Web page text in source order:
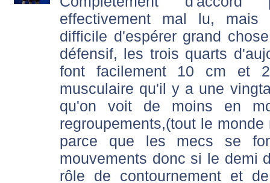
effectivement mal lu, mais
difficile d'espérer grand
défensif, les trois quarts
font facilement 10 cm et
musculaire qu'il y a une
qu'on voit de moins en
regroupements,(tout le
parce que les mecs se
mouvements donc si le demi
rôle de contournement et